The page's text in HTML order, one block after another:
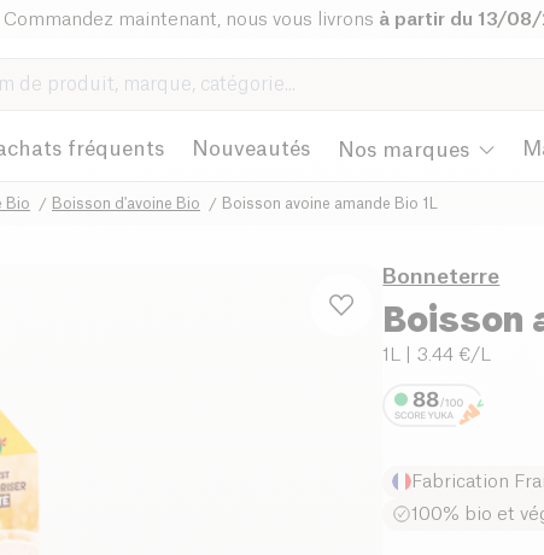
Commandez maintenant, nous vous livrons à partir du 13/
fréquents Nouveautés Nos marques
Bio Boisson d'avoine Bio Boisson avoine amande Bio 1L
Bonneterre
Boisson
1L | 3.44 €/L
Fabrication
100% bio et